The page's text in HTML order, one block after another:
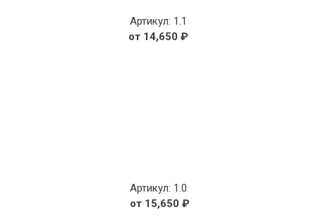
Артикул: 1.1
14,650 ₽
Артикул: 1.0
15,650 ₽